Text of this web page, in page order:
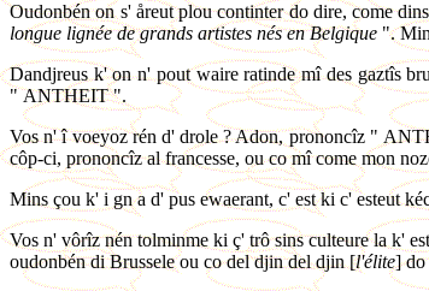
Oudonbén on s' åreut plou continter do dire, come
longue lignée de grands artistes nés en Belgique ".
Dandjreus k' on n' pout waire ratinde mî des gaztîs
" ANTHEIT ".
Vos n' î voeyoz rén d' drole ? Adon, prononcîz "
côp-ci, prononcîz al francesse, ou co mî come mon
Mins çou k' i gn a d' pus ewaerant, c' est ki c' esteut
Vos n' vôrîz nén tolminme ki ç' trô sins culteure la k'
oudonbén di Brussele ou co del djin del djin [l'élite] do